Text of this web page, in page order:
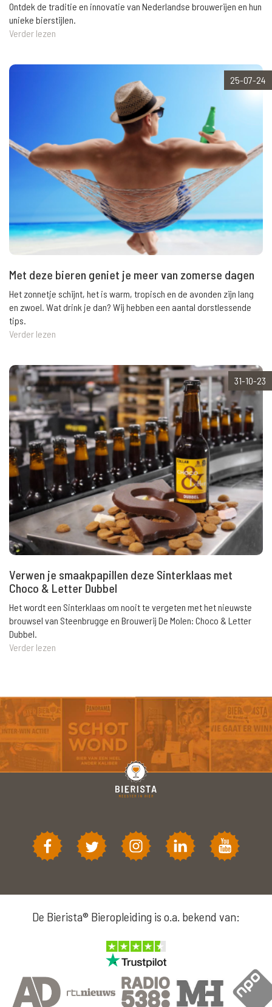
Ontdek de traditie en innovatie van Nederlandse brouwerijen en hun
unieke bierstijlen.
Verder lezen
25-07-24
Met deze bieren geniet je meer van zomerse dagen
Het zonnetje schijnt, het is warm, tropisch en de avonden zijn lang
en zwoel. Wat drink je dan? Wij hebben een aantal dorstlessende
tips.
Verder lezen
31-10-23
Verwen je smaakpapillen deze Sinterklaas met
Choco & Letter Dubbel
Het wordt een Sinterklaas om nooit te vergeten met het nieuwste
brouwsel van Steenbrugge en Brouwerij De Molen: Choco & Letter
Dubbel.
Verder lezen
De Bierista® Bieropleiding is o.a. bekend van: